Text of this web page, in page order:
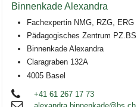
Binnenkade Alexandra
Fachexpertin NMG, RZG, ERG
Pädagogisches Zentrum PZ.BS
Binnenkade Alexandra
Claragraben 132A
4005 Basel
+41 61 267 17 73